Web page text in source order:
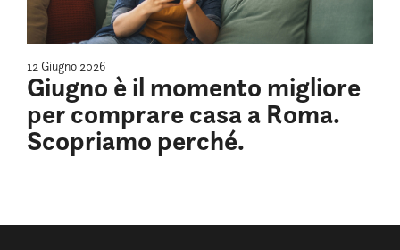
12 Giugno 2026
Giugno è il momento migliore
per comprare casa a Roma.
Scopriamo perché.